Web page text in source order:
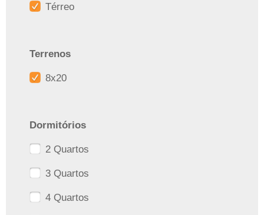
Térreo
Terrenos
8x20
Dormitórios
2 Quartos
3 Quartos
4 Quartos